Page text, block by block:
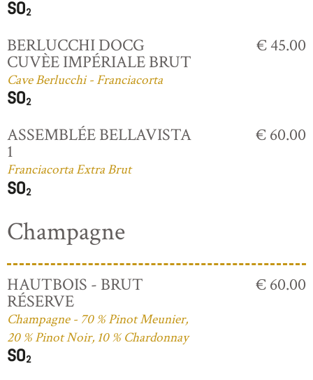
BERLUCCHI DOCG
CUVÈE IMPÉRIALE BRUT
Cave Berlucchi - Franciacorta
€ 45.00
ASSEMBLÉE BELLAVISTA
1
Franciacorta Extra Brut
€ 60.00
Champagne
HAUTBOIS - BRUT
RÉSERVE
Champagne - 70 % Pinot Meunier,
20 % Pinot Noir, 10 % Chardonnay
€ 60.00